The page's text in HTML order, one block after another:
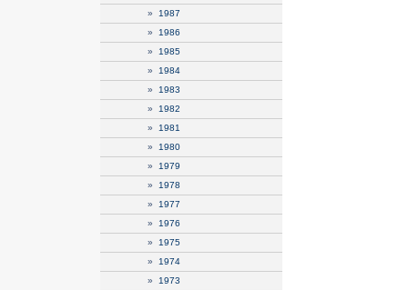
» 1987
» 1986
» 1985
» 1984
» 1983
» 1982
» 1981
» 1980
» 1979
» 1978
» 1977
» 1976
» 1975
» 1974
» 1973